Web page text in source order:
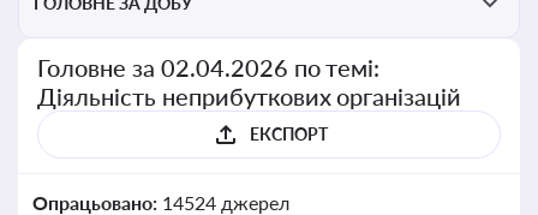
Головне за 02.04.2026 по темі:
Діяльність неприбуткових організацій
ЕКСПОРТ
Опрацьовано: 14524 джерел